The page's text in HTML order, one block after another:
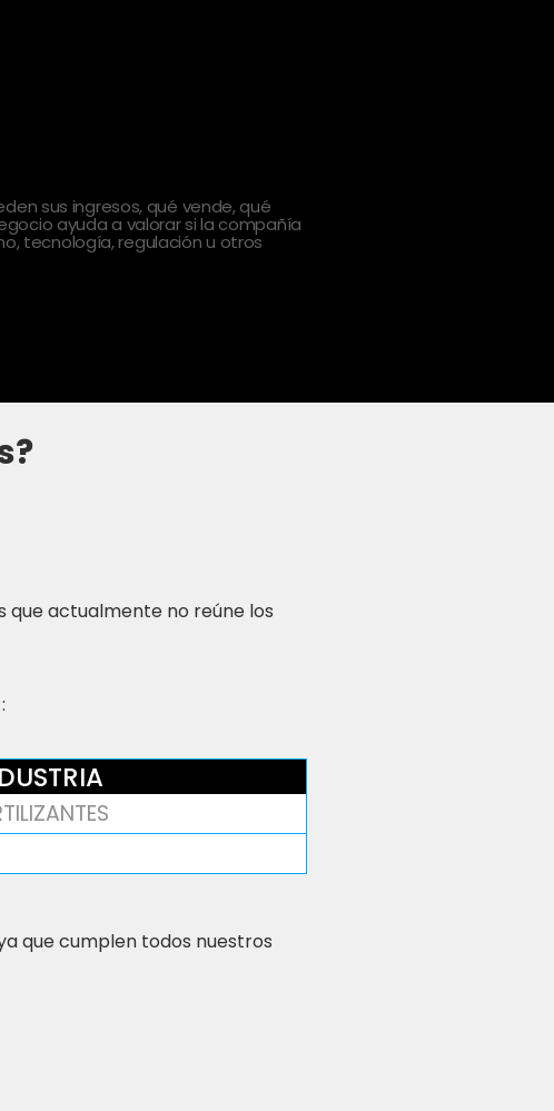
sus ingresos, qué vende, qué
ayuda a valorar si la compañía
tecnología, regulación u otros
que actualmente no reúne los
que cumplen todos nuestros